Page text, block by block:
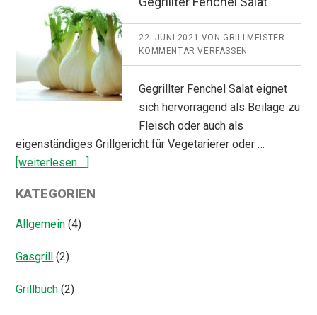
22. JUNI 2021 VON GRILLMEISTER
KOMMENTAR VERFASSEN
Gegrillter Fenchel Salat eignet
sich hervorragend als Beilage zu
Fleisch oder auch als
eigenständiges Grillgericht für Vegetarierer oder …
[weiterlesen ...]
Salat
KATEGORIEN
Allgemein (4)
Gasgrill (2)
Grillbuch (2)